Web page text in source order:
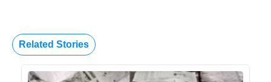
Related Stories